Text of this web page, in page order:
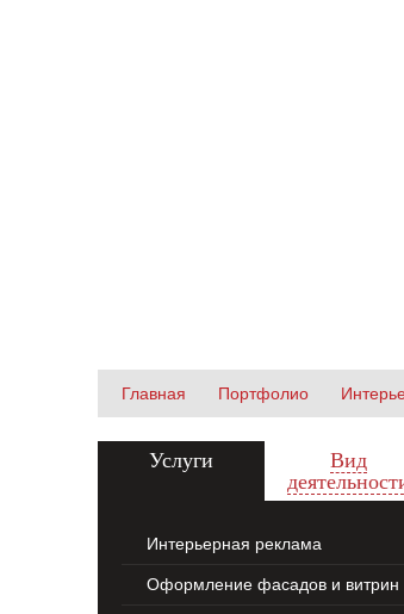
Главная Портфолио
Услуги
Вид
Интерьерная реклама
Оформление фасадов и витрин